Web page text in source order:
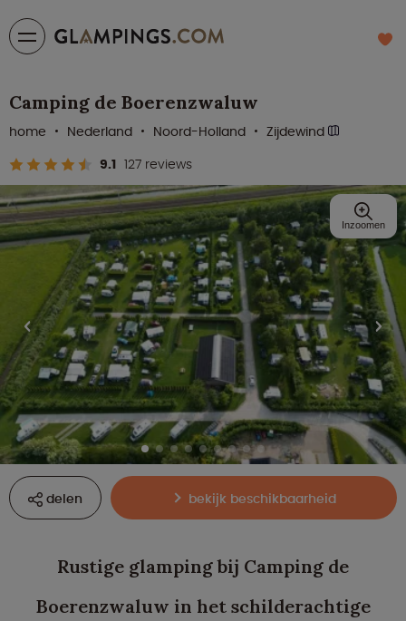
Camping de Boerenzwaluw
9.1 127 reviews
home Nederland Noord-Holland Zijdewind
delen bekijk beschikbaarheid
Inzoomen
Rustige glamping bij Camping de
Boerenzwaluw in het schilderachtige